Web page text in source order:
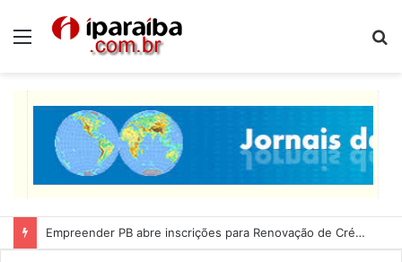
Menu
Lucas Ribeiro inspeciona obras da última etapa do Centro de Convenções